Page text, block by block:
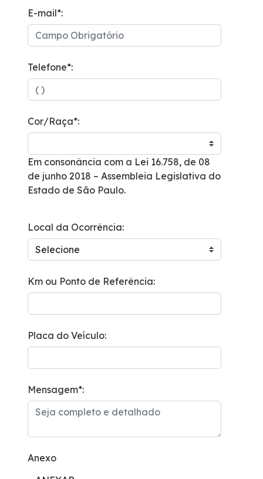
EIA-RIMA Nova Ligação
Atendimento
Cargas Especiais
Dúvidas
Fale Conosco
Trabalhe Conosco
E-mail*:
Telefone*:
Cor/Raça*:
Em consonância com a Lei 16.758, de 08
de junho 2018 – Assembleia Legislativa do
Estado de São Paulo.
Local da Ocorrência:
Km ou Ponto de Referência:
Placa do Veículo:
Mensagem*:
Anexo